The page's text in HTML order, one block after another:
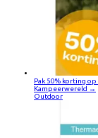
Pak 50% korting
Kampeerwereld →
Outdoor